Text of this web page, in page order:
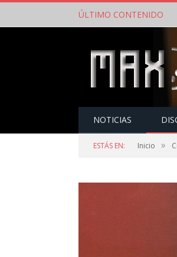
ÚLTIMO CONTENIDO
NOTICIAS
ESTÁS EN: Inicio »